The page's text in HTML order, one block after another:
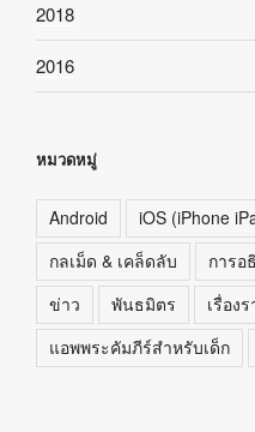
2018
2016
หมวดหมู่
Android iOS (iPhone
กลเม็ด & เคล็ดลับ
การอ
ข่าว
พันธมิตร เรื่อง
แอพพระคัมภีร์สำหรับเด็ก